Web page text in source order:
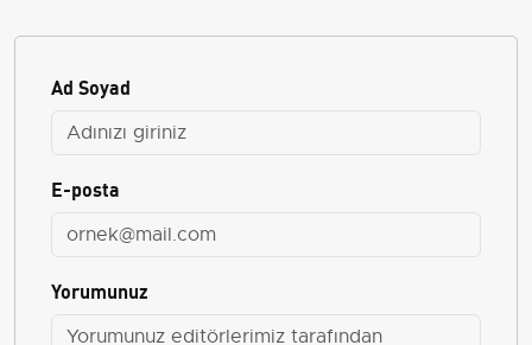
Ad Soyad
E-posta
Yorumunuz